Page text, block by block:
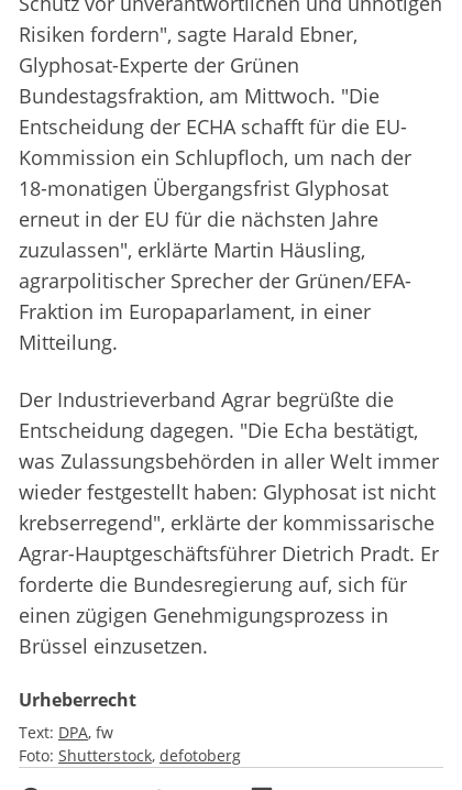
Risiken fordern", sagte Harald Ebner,
Glyphosat-Experte der Grünen
Bundestagsfraktion, am Mittwoch. "Die
Entscheidung der ECHA schafft für die EU-
Kommission ein Schlupfloch, um nach der
18-monatigen Übergangsfrist Glyphosat
erneut in der EU für die nächsten Jahre
zuzulassen", erklärte Martin Häusling,
agrarpolitischer Sprecher der Grünen/EFA-
Fraktion im Europaparlament, in einer
Mitteilung.
Der Industrieverband Agrar begrüßte die
Entscheidung dagegen. "Die Echa bestätigt,
was Zulassungsbehörden in aller Welt immer
wieder festgestellt haben: Glyphosat ist nicht
krebserregend", erklärte der kommissarische
Agrar-Hauptgeschäftsführer Dietrich Pradt. Er
forderte die Bundesregierung auf, sich für
einen zügigen Genehmigungsprozess in
Brüssel einzusetzen.
Urheberrecht
Text: DPA fw
Foto: Shutterstock defotoberg